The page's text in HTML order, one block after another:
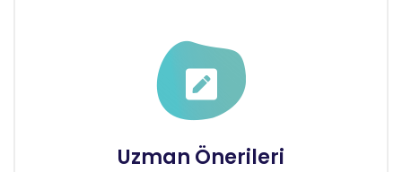
Uzman Önerileri